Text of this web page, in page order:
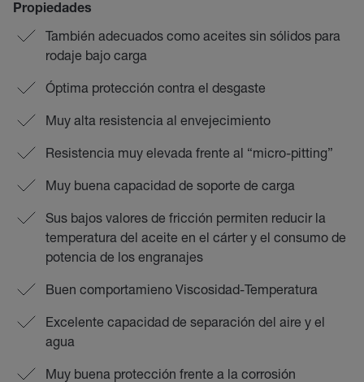
Propiedades
También adecuados como aceites sin sólidos para
rodaje bajo carga
Óptima protección contra el desgaste
Muy alta resistencia al envejecimiento
Resistencia muy elevada frente al “micro-pitting”
Muy buena capacidad de soporte de carga
Sus bajos valores de fricción permiten reducir la
temperatura del aceite en el cárter y el consumo de
potencia de los engranajes
Buen comportamieno Viscosidad-Temperatura
Excelente capacidad de separación del aire y el
agua
Muy buena protección frente a la corrosión